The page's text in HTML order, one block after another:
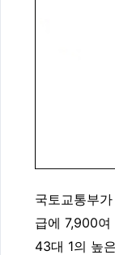
국토교통부
급에 7,900
43대 1의 높